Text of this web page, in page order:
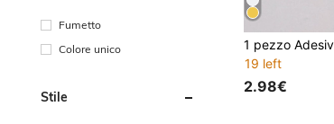
Fumetto
Colore unico
Stile
19 left
2.98€